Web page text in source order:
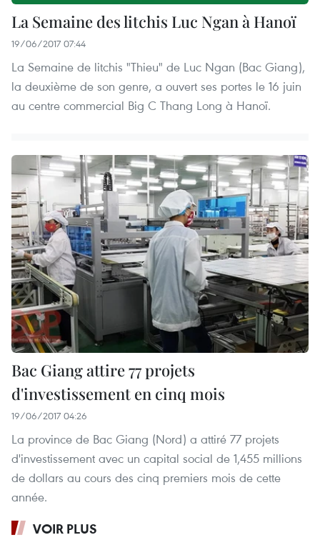
La Semaine des litchis Luc Ngan à Hanoï
19/06/2017 07:44
La Semaine de litchis "Thieu" de Luc Ngan (Bac Giang),
la deuxième de son genre, a ouvert ses portes le 16 juin
au centre commercial Big C Thang Long à Hanoï.
Bac Giang attire 77 projets
d'investissement en cinq mois
19/06/2017 04:26
La province de Bac Giang (Nord) a attiré 77 projets
d'investissement avec un capital social de 1,455 millions
de dollars au cours des cinq premiers mois de cette
année.
VOIR PLUS